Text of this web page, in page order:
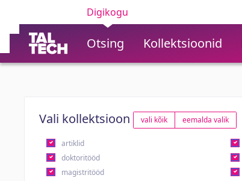
Digikogu
Otsing Kollektsioonid
Vali kollektsioon vali kõik eemalda valik
artiklid
doktoritööd
magistritööd